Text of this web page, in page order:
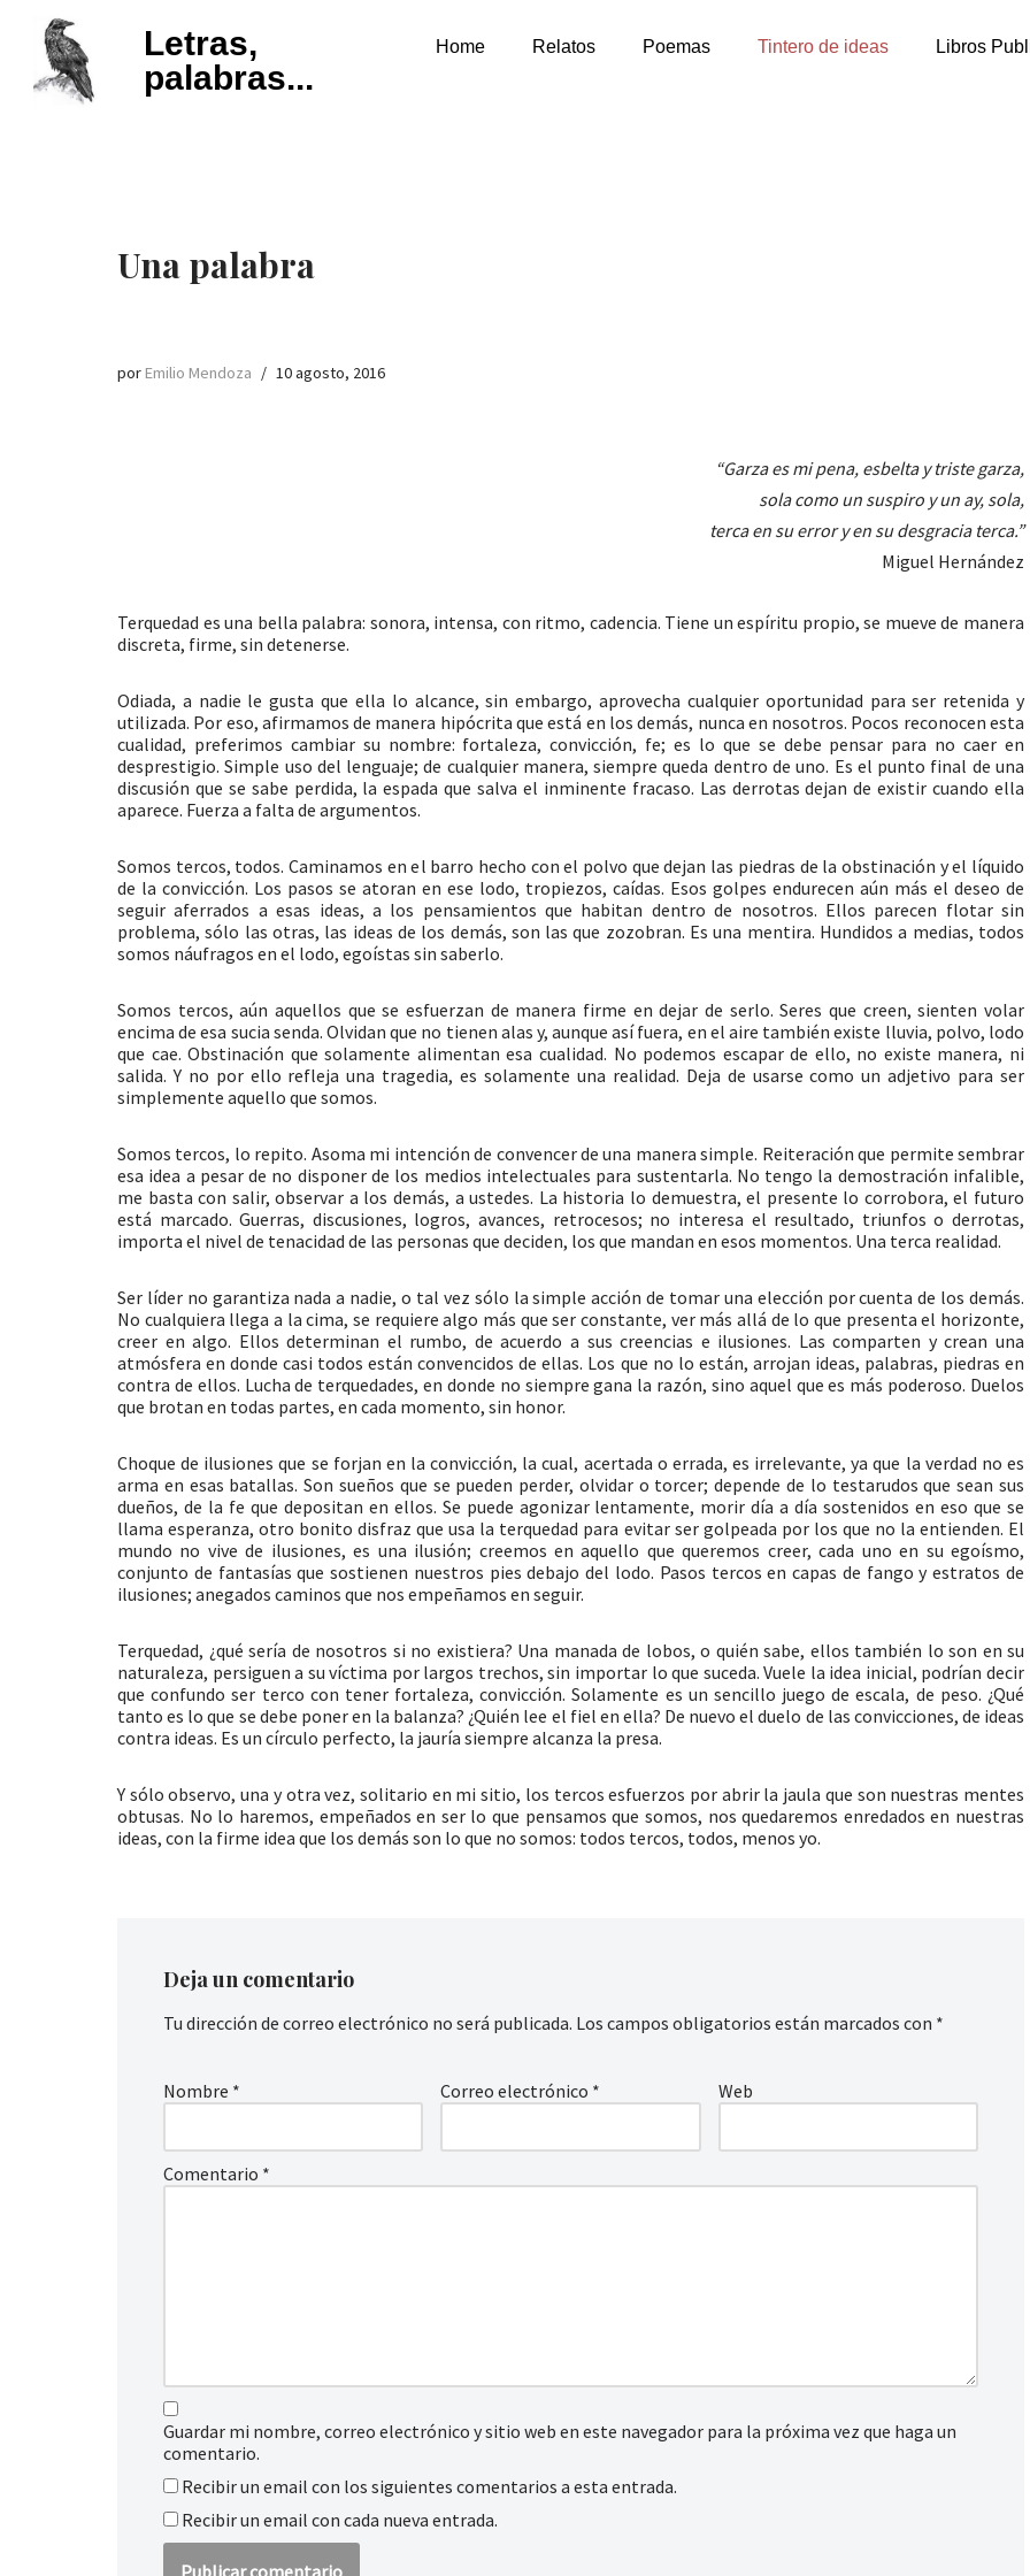
Saltar
contenido
Letras,
palabras...
Home Relatos Poemas Tintero de ideas Libros
Una palabra
por Emilio Mendoza 10 agosto, 2016
“Garza es mi pena, esbelta y triste garza,
sola como un suspiro y un ay, sola,
terca en su error y en su desgracia terca.”
Miguel Hernández
Terquedad es una bella palabra: sonora, intensa, con ritmo, cadencia. Tiene un espíritu propio, se mueve de manera
discreta, firme, sin detenerse.
Odiada, a nadie le gusta que ella lo alcance, sin embargo, aprovecha cualquier oportunidad para ser retenida y
utilizada. Por eso, afirmamos de manera hipócrita que está en los demás, nunca en nosotros. Pocos reconocen esta
cualidad, preferimos cambiar su nombre: fortaleza, convicción, fe; es lo que se debe pensar para no caer en
desprestigio. Simple uso del lenguaje; de cualquier manera, siempre queda dentro de uno. Es el punto final de una
discusión que se sabe perdida, la espada que salva el inminente fracaso. Las derrotas dejan de existir cuando ella
aparece. Fuerza a falta de argumentos.
Somos tercos, todos. Caminamos en el barro hecho con el polvo que dejan las piedras de la obstinación y el líquido
de la convicción. Los pasos se atoran en ese lodo, tropiezos, caídas. Esos golpes endurecen aún más el deseo de
seguir aferrados a esas ideas, a los pensamientos que habitan dentro de nosotros. Ellos parecen flotar sin
problema, sólo las otras, las ideas de los demás, son las que zozobran. Es una mentira. Hundidos a medias, todos
somos náufragos en el lodo, egoístas sin saberlo.
Somos tercos, aún aquellos que se esfuerzan de manera firme en dejar de serlo. Seres que creen, sienten volar
encima de esa sucia senda. Olvidan que no tienen alas y, aunque así fuera, en el aire también existe lluvia, polvo, lodo
que cae. Obstinación que solamente alimentan esa cualidad. No podemos escapar de ello, no existe manera, ni
salida. Y no por ello refleja una tragedia, es solamente una realidad. Deja de usarse como un adjetivo para ser
simplemente aquello que somos.
Somos tercos, lo repito. Asoma mi intención de convencer de una manera simple. Reiteración que permite sembrar
esa idea a pesar de no disponer de los medios intelectuales para sustentarla. No tengo la demostración infalible,
me basta con salir, observar a los demás, a ustedes. La historia lo demuestra, el presente lo corrobora, el futuro
está marcado. Guerras, discusiones, logros, avances, retrocesos; no interesa el resultado, triunfos o derrotas,
importa el nivel de tenacidad de las personas que deciden, los que mandan en esos momentos. Una terca realidad.
Ser líder no garantiza nada a nadie, o tal vez sólo la simple acción de tomar una elección por cuenta de los demás.
No cualquiera llega a la cima, se requiere algo más que ser constante, ver más allá de lo que presenta el horizonte,
creer en algo. Ellos determinan el rumbo, de acuerdo a sus creencias e ilusiones. Las comparten y crean una
atmósfera en donde casi todos están convencidos de ellas. Los que no lo están, arrojan ideas, palabras, piedras en
contra de ellos. Lucha de terquedades, en donde no siempre gana la razón, sino aquel que es más poderoso. Duelos
que brotan en todas partes, en cada momento, sin honor.
Choque de ilusiones que se forjan en la convicción, la cual, acertada o errada, es irrelevante, ya que la verdad no es
arma en esas batallas. Son sueños que se pueden perder, olvidar o torcer; depende de lo testarudos que sean sus
dueños, de la fe que depositan en ellos. Se puede agonizar lentamente, morir día a día sostenidos en eso que se
llama esperanza, otro bonito disfraz que usa la terquedad para evitar ser golpeada por los que no la entienden. El
mundo no vive de ilusiones, es una ilusión; creemos en aquello que queremos creer, cada uno en su egoísmo,
conjunto de fantasías que sostienen nuestros pies debajo del lodo. Pasos tercos en capas de fango y estratos de
ilusiones; anegados caminos que nos empeñamos en seguir.
Terquedad, ¿qué sería de nosotros si no existiera? Una manada de lobos, o quién sabe, ellos también lo son en su
naturaleza, persiguen a su víctima por largos trechos, sin importar lo que suceda. Vuele la idea inicial, podrían decir
que confundo ser terco con tener fortaleza, convicción. Solamente es un sencillo juego de escala, de peso. ¿Qué
tanto es lo que se debe poner en la balanza? ¿Quién lee el fiel en ella? De nuevo el duelo de las convicciones, de ideas
contra ideas. Es un círculo perfecto, la jauría siempre alcanza la presa.
Y sólo observo, una y otra vez, solitario en mi sitio, los tercos esfuerzos por abrir la jaula que son nuestras mentes
obtusas. No lo haremos, empeñados en ser lo que pensamos que somos, nos quedaremos enredados en nuestras
ideas, con la firme idea que los demás son lo que no somos: todos tercos, todos, menos yo.
Deja un comentario
Tu dirección de correo electrónico no será publicada. Los campos obligatorios están marcados con *
Nombre * Correo electrónico * Web
Comentario *
Guardar mi nombre, correo electrónico y sitio web en este navegador para la próxima vez que haga un
comentario.
Recibir un email con los siguientes comentarios a esta entrada.
Recibir un email con cada nueva entrada.